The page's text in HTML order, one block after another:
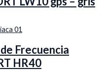
Frecuencia
HR40